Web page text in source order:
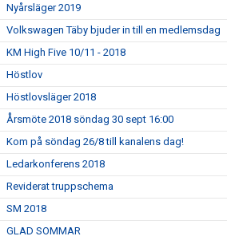
Nyårsläger 2019
Volkswagen Täby bjuder in till en medlemsdag
KM High Five 10/11 - 2018
Höstlov
Höstlovsläger 2018
Årsmöte 2018 söndag 30 sept 16:00
Kom på söndag 26/8 till kanalens dag!
Ledarkonferens 2018
Reviderat truppschema
SM 2018
GLAD SOMMAR